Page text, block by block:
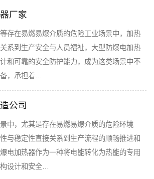
厂家
存在易燃易爆介质的危险工业场景中，加热
系到生产安全与人员福祉，大型防爆电加热
和可靠的安全防护能力，成为这类场景中不
，承担着…
公司
中，尤其是存在易燃易爆介质的危险环境
与稳定性直接关系到生产流程的顺畅推进和
电加热器作为一种将电能转化为热能的专用
设计和安全…